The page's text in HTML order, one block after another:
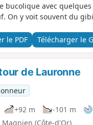
bucolique avec
On y voit souvent du
le PDF Télécharger le
de Lauronne
+92 m -101 m
(Côte-d'Or)